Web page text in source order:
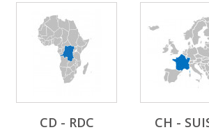
CD - RDC CH -